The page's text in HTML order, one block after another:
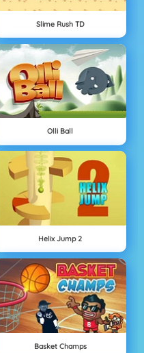
Slime Rush TD
Olli Ball
Helix Jump 2
Basket Champs